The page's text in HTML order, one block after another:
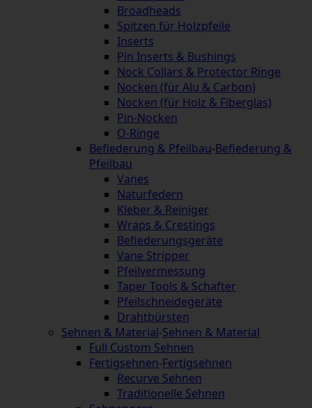
Broadheads
Spitzen für Holzpfeile
Inserts
Pin Inserts & Bushings
Nock Collars & Protector Ringe
Nocken (für Alu & Carbon)
Nocken (für Holz & Fiberglas)
Pin-Nocken
O-Ringe
Befiederung & Pfeilbau-Befiederung &
Pfeilbau
Vanes
Naturfedern
Kleber & Reiniger
Wraps & Crestings
Befiederungsgeräte
Vane Stripper
Pfeilvermessung
Taper Tools & Schafter
Pfeilschneidegeräte
Drahtbürsten
Sehnen & Material-Sehnen & Material
Full Custom Sehnen
Fertigsehnen-Fertigsehnen
Recurve Sehnen
Traditionelle Sehnen